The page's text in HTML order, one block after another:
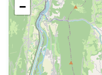
−